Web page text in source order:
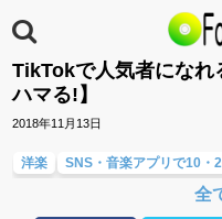
TikTokで人気者になれ
ハマる!】
2018年11月13日
洋楽 SNS・音楽アプリで10・
10、20代に人気・話題・流行・
全